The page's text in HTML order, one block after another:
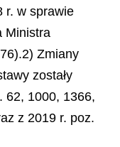
r. w sprawie
Ministra
2) Zmiany
zostały
62, 1000, 1366,
z 2019 r. poz.